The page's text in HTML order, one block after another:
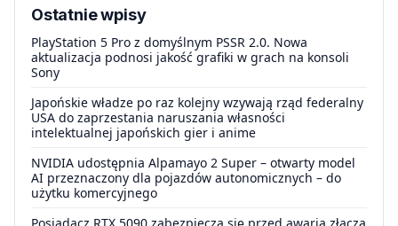
Ostatnie wpisy
PlayStation 5 Pro z domyślnym PSSR 2.0. Nowa
aktualizacja podnosi jakość grafiki w grach na konsoli
Sony
Japońskie władze po raz kolejny wzywają rząd federalny
USA do zaprzestania naruszania własności
intelektualnej japońskich gier i anime
NVIDIA udostępnia Alpamayo 2 Super – otwarty model
AI przeznaczony dla pojazdów autonomicznych – do
użytku komercyjnego